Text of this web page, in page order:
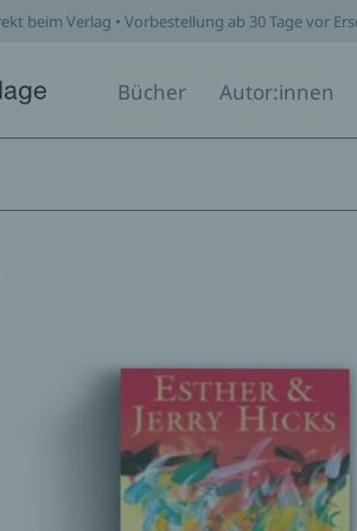
beim Verlag • Vorbestellung ab 30 Tage vor
Bücher Autor:innen